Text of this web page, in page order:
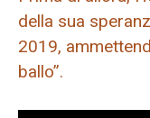
della sua
2019,
ballo”.